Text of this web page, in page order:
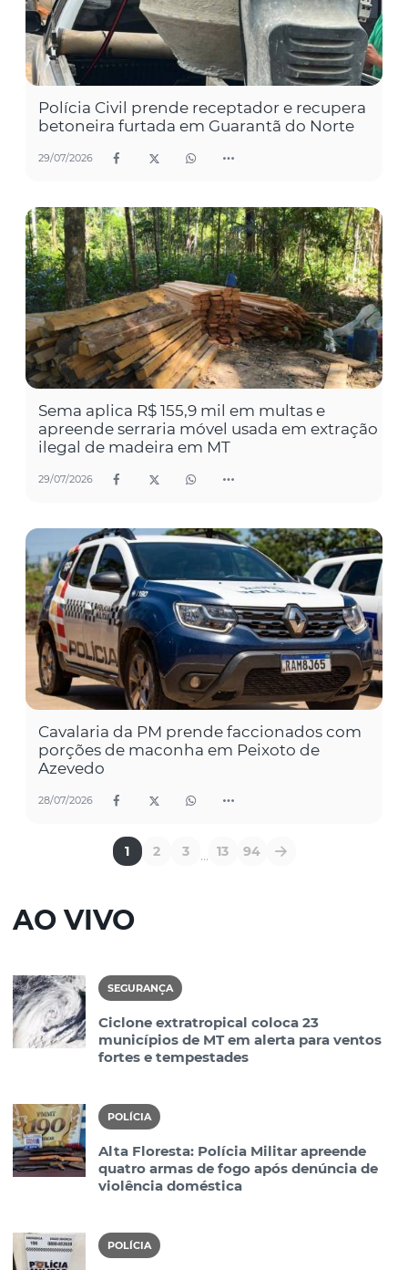
Polícia Civil prende receptador e recupera
betoneira furtada em Guarantã do Norte
29/07/2026
Sema aplica R$ 155,9 mil em multas e
apreende serraria móvel usada em extração
ilegal de madeira em MT
29/07/2026
Cavalaria da PM prende faccionados com
porções de maconha em Peixoto de
Azevedo
28/07/2026
1 2 3 ... 13 94
AO VIVO
SEGURANÇA
Ciclone extratropical coloca 23
municípios de MT em alerta para ventos
fortes e tempestades
POLÍCIA
Alta Floresta: Polícia Militar apreende
quatro armas de fogo após denúncia de
violência doméstica
POLÍCIA